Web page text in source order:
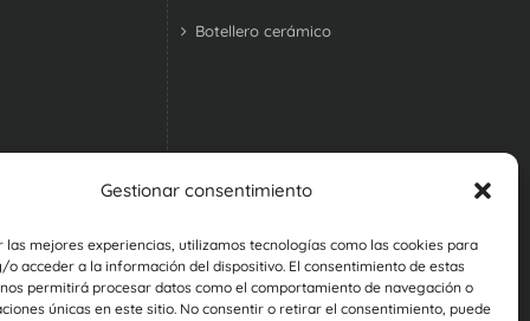
Gestionar consentimiento
las mejores experiencias, utilizamos tecnologías como las cookies para
o acceder a la información del dispositivo. El consentimiento de estas
permitirá procesar datos como el comportamiento de navegación o
únicas en este sitio. No consentir o retirar el consentimiento, puede
Botellero cerámico